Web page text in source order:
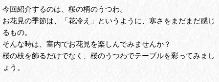
今回紹介するのは、桜の柄のうつわ。
お花見の季節は、「花冷え」というように、寒さをまだまだ感じ
るもの。
そんな時は、室内でお花見を楽しんでみませんか？
桜の枝を飾るだけでなく、桜のうつわでテーブルを彩ってみまし
ょう。